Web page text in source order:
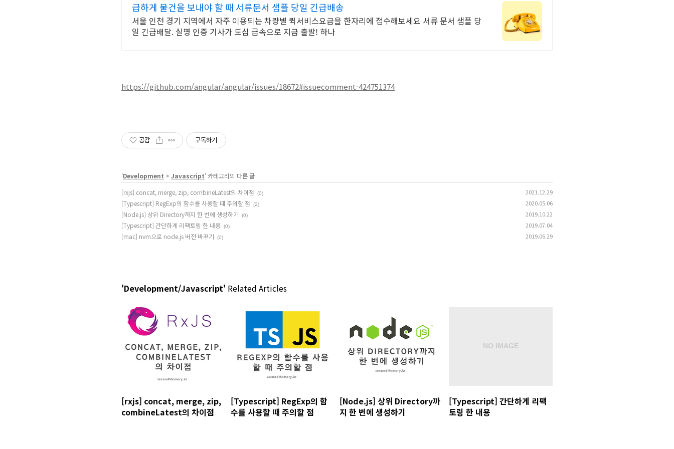
급하게 물건을 보내야 할 때 서류문서 샘플 당일 긴급배송
서울 인천 경기 지역에서 자주 이용되는 차량별 퀵서비스요금을 한자리에 접수해보세요 서류 문서 샘플 당
일 긴급배달. 실명 인증 기사가 도심 급속으로 지금 출발! 하나
https://github.com/angular/angular/issues/18672#issuecomment-424751374
공감 구독하기
'Development > Javascript' 카테고리의 다른 글
[rxjs] concat, merge, zip, combineLatest의 차이점
(0) 2021.12.29
[Typescript] RegExp의 함수를 사용할 때 주의할 점 (2) 2020.05.06
[Node.js] 상위 Directory까지 한 번에 생성하기 (0) 2019.10.22
[Typescript] 간단하게 리팩토링 한 내용 (0) 2019.07.04
[mac] nvm으로 node.js 버전 바꾸기 (0) 2019.06.29
'Development/Javascript' Related Articles
[rxjs] concat, merge, zip,
combineLatest의 차이점
[Typescript] RegExp의 함
수를 사용할 때 주의할 점
[Node.js] 상위 Directory까
지 한 번에 생성하기
[Typescript] 간단하게 리팩
토링 한 내용